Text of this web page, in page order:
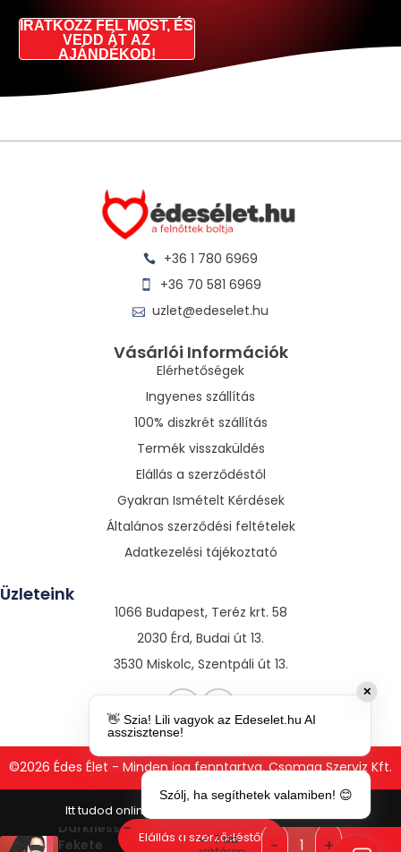
IRATKOZZ FEL MOST, ÉS
VEDD ÁT AZ
AJÁNDÉKOD!
+36 1 780 6969
+36 70 581 6969
uzlet@edeselet.hu
Vásárlói Információk
Elérhetőségek
Ingyenes szállítás
100% diszkrét szállítás
Termék visszaküldés
Elállás a szerződéstől
Gyakran Ismételt Kérdések
Általános szerződési feltételek
Adatkezelési tájékoztató
Üzleteink
1066 Budapest, Teréz krt. 58
2030 Érd, Budai út 13.
3530 Miskolc, Szentpáli út 13.
©2026 Édes Élet - Minden jog fenntartva. Csomag Szerviz Kft.
Darkness –
Fekete
1
7 db
Elállás a szerződéstől
✕
👋 Szia! Lili vagyok az Edeselet.hu AI
asszisztense!
Szólj, ha segíthetek valamiben! 😊